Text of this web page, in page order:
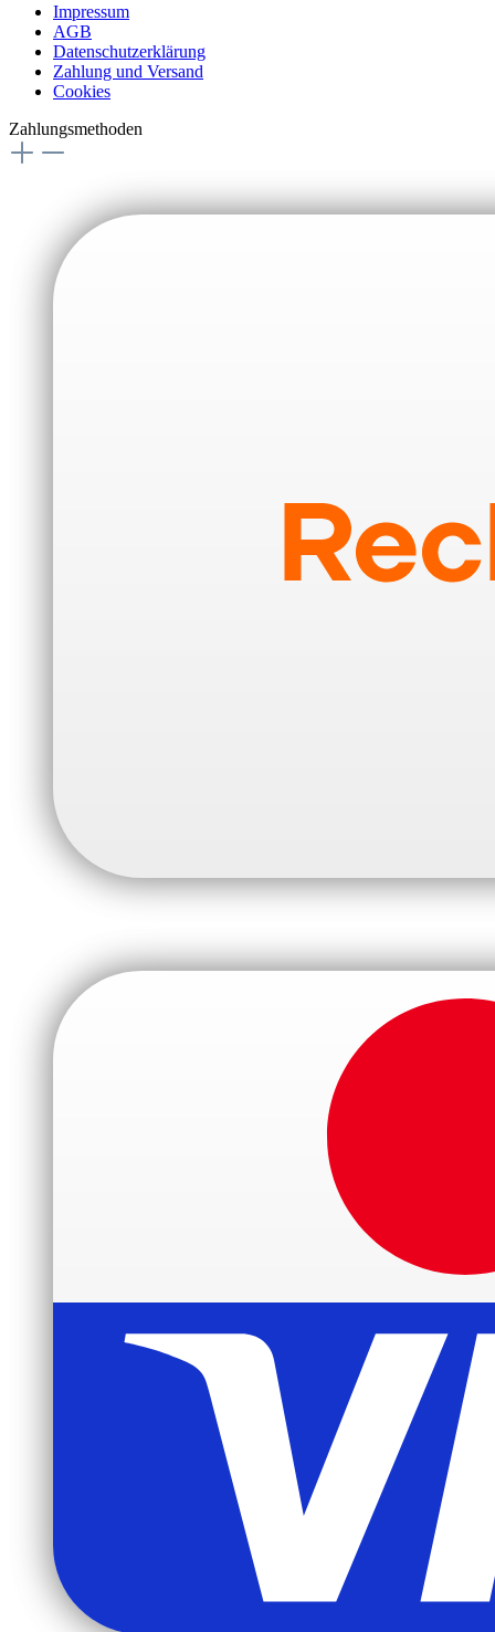
Impressum
AGB
Datenschutzerklärung
Zahlung und Versand
Cookies
Zahlungsmethoden